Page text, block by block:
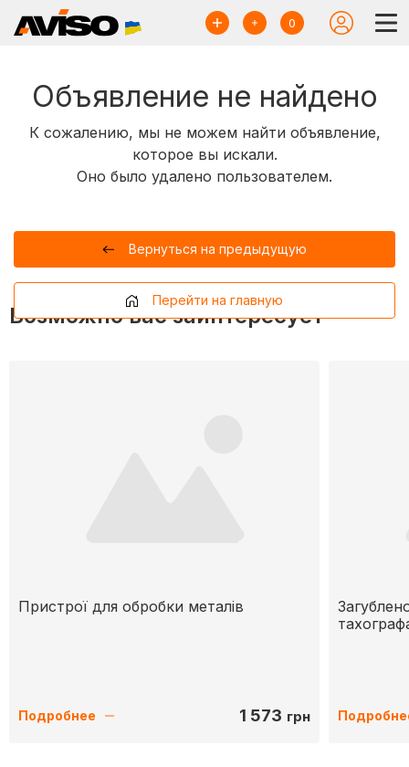
0
Объявление не найдено
К сожалению, мы не можем найти объявление,
которое вы искали.
Оно было удалено пользователем.
Вернуться на предыдущую
Перейти на главную
Возможно вас заинтересует
Пристрої для обробки металів
Подробнее 1 573 грн